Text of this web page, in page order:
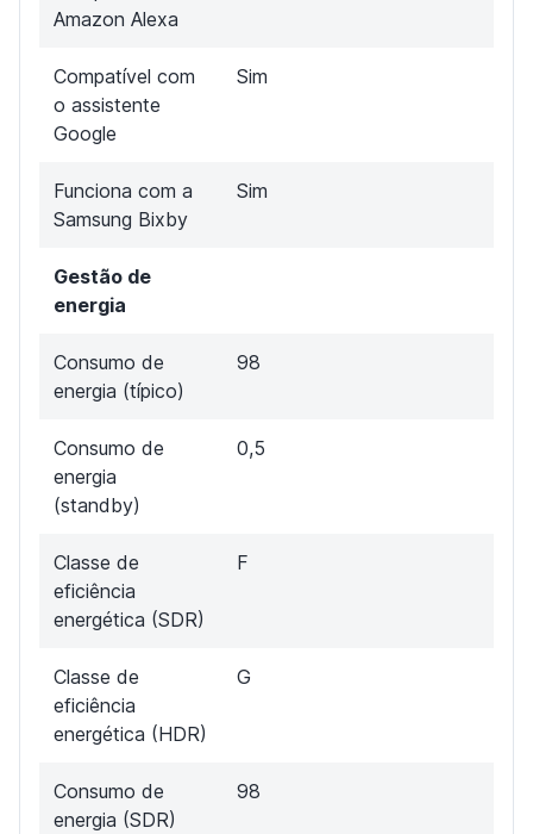
Amazon Alexa
Compatível com
o assistente
Google
Sim
Funciona com a
Samsung Bixby
Sim
Gestão de
energia
Consumo de
energia (típico)
98
Consumo de
energia
(standby)
0,5
Classe de
eficiência
energética (SDR)
F
Classe de
eficiência
energética (HDR)
G
Consumo de
energia (SDR)
98